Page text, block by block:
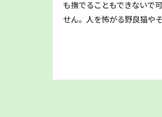
も撫でることもできないで
せん。人を怖がる野良猫や